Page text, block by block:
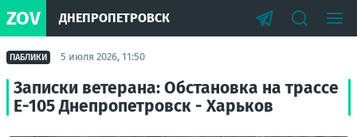
ZOV ДНЕПРОПЕТРОВСК
ПАБЛИКИ 5 июля 2026, 11:50
Записки ветерана: Обстановка на трассе
Е-105 Днепропетровск - Харьков